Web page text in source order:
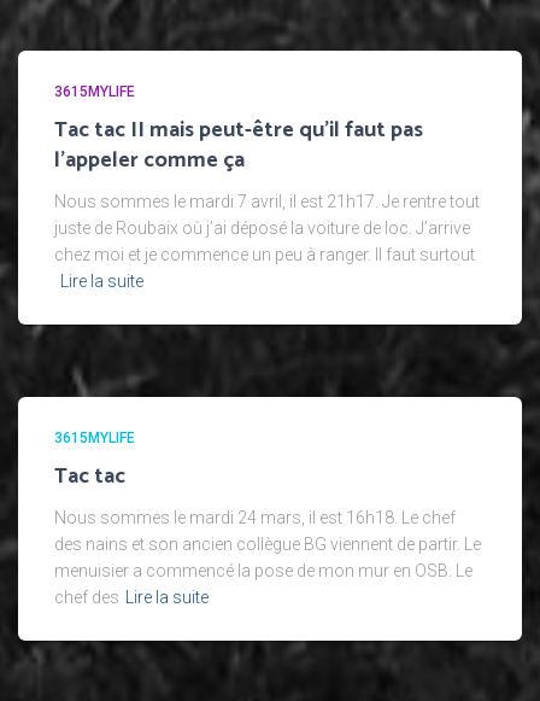
3615MYLIFE
Tac tac II mais peut-être qu’il faut pas
l’appeler comme ça
Nous sommes le mardi 7 avril, il est 21h17. Je rentre tout
juste de Roubaix où j’ai déposé la voiture de loc. J’arrive
chez moi et je commence un peu à ranger. Il faut surtout
Lire la suite
3615MYLIFE
Tac tac
Nous sommes le mardi 24 mars, il est 16h18. Le chef
des nains et son ancien collègue BG viennent de partir. Le
menuisier a commencé la pose de mon mur en OSB. Le
chef des
Lire la suite